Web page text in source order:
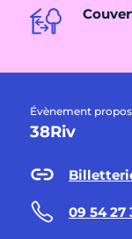
Évènement
38Riv
09 54 27